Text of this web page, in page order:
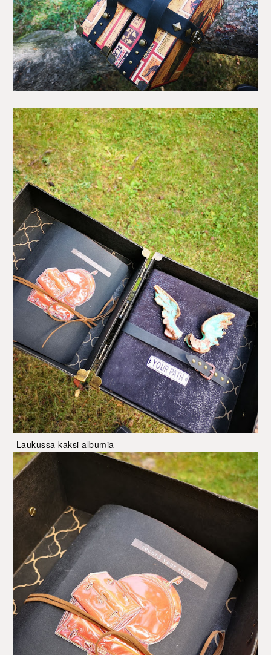
Laukussa kaksi albumia